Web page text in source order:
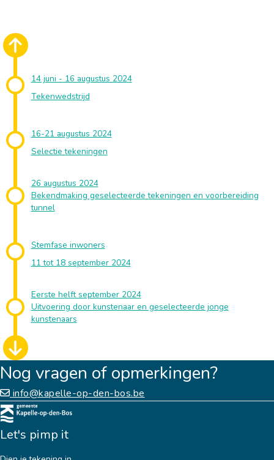
14 juni - 16 augustus 2024
Tekenwedstrijd
16-21 augustus 2024
Selectie tekeningen
26 augustus 2024
Bekendmaking geselecteerde tekeningen en voorbereiding
tunnel
Stemfase inwoners
11 tot 18 september 2024
Eerste helft september 2024
Uitvoering door kunstenaar en geselecteerde jonge
kunstenaars
Nog vragen of opmerkingen?
info@kapelle-op-den-bos.be
Let's pimp it